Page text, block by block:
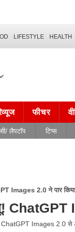
LIFESTYLE HEALTH
फीचर
लैपटॉप टिप्स
Images 2.0 ने पार
Images 2.0 से